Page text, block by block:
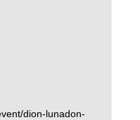
dion-lunadon-